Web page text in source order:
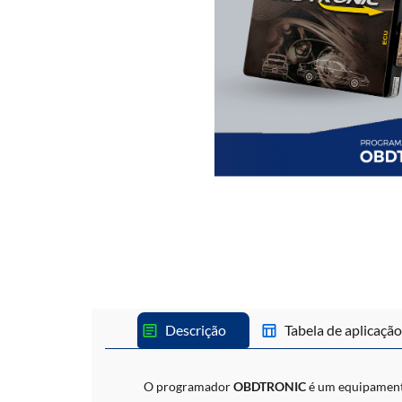
Descrição Tabela de aplicação
O programadorOBDTRONICé um